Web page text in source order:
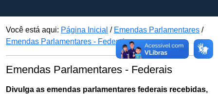
Você está aqui: Página Inicial / Emendas Parlamentares /
Emendas Parlamentares - Federais
Emendas Parlamentares - Federais
Divulga as emendas parlamentares federais recebidas,